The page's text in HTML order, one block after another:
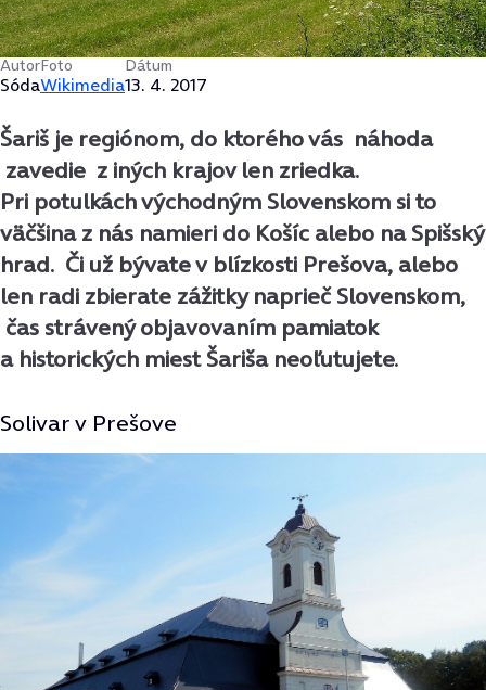
Autor
Sóda
Foto
Wikimedia
Dátum
13. 4. 2017
Šariš je regiónom, do ktorého vás náhoda
zavedie z iných krajov len zriedka.
Pri potulkách východným Slovenskom si to
väčšina z nás namieri do Košíc alebo na Spišský
hrad. Či už bývate v blízkosti Prešova, alebo
len radi zbierate zážitky naprieč Slovenskom,
čas strávený objavovaním pamiatok
a historických miest Šariša neoľutujete.
Solivar v Prešove